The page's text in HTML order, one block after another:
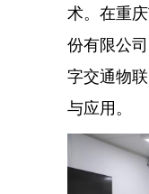
术。在重
份有限公
字交通物
与应用。